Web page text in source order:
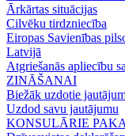
Ārkārtas situācijas
Cilvēku tirdzniecība
Eiropas Savienības
Latvijā
Atgriešanās apliecību
ZINĀŠANAI
Biežāk uzdotie
Uzdod savu jautājumu
KONSULĀRIE